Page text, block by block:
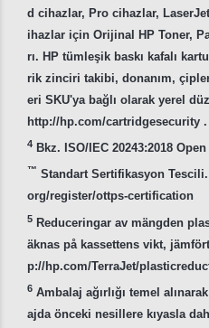
d cihazlar, Pro cihazlar,
ihazlar için Orijinal HP Toner,
rı. HP tümleşik baskı kafalı
rik zinciri takibi, donanım,
eri SKU'ya bağlı olarak yerel
http://hp.com/cartridgesecurity .
4 Bkz. ISO/IEC 20243:2018
™ Standart Sertifikasyon
org/register/ottps-certification
5 Reduceringar av mängden
äknas på kassettens vikt,
p://hp.com/TerraJet/
6 Ambalaj ağırlığı temel
ajda önceki nesillere kıyasla